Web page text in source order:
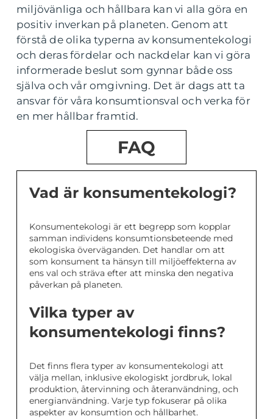
miljövänliga och hållbara kan vi alla göra en
positiv inverkan på planeten. Genom att
förstå de olika typerna av konsumentekologi
och deras fördelar och nackdelar kan vi göra
informerade beslut som gynnar både oss
själva och vår omgivning. Det är dags att ta
ansvar för våra konsumtionsval och verka för
en mer hållbar framtid.
FAQ
Vad är konsumentekologi?
Konsumentekologi är ett begrepp som kopplar
samman individens konsumtionsbeteende med
ekologiska överväganden. Det handlar om att
som konsument ta hänsyn till miljöeffekterna av
ens val och sträva efter att minska den negativa
påverkan på planeten.
Vilka typer av
konsumentekologi finns?
Det finns flera typer av konsumentekologi att
välja mellan, inklusive ekologiskt jordbruk, lokal
produktion, återvinning och återanvändning, och
energianvändning. Varje typ fokuserar på olika
aspekter av konsumtion och hållbarhet.